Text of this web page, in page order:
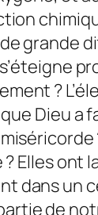
grande
?
Dieu a
Elles ont
dans un
de